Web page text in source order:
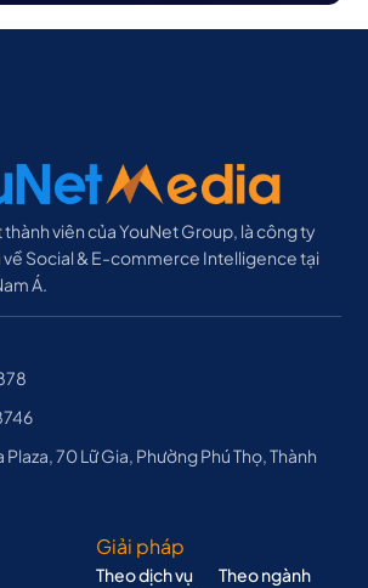
viên của YouNet Group, là công ty
về Social & E-commerce Intelligence tại
Á.
Plaza, 70 Lữ Gia, Phường Phú Thọ, Thành
Giải pháp
Theo dịch vụ
Theo ngành